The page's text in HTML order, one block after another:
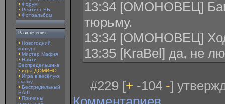
Форум
Рейтинг ББ
Фотоальбом
Развлечения
Новогодний
конкурс
Мистер Мафия
Найти
Беспредельщика
игра ДОМИНО
Игра в весёлую
сказку
Беспредельный
БАШ
Причины
13:34 [ОМОНОВЕЦ]
тюрьму.
13:34 [ОМОНОВЕЦ]
13:35 [KraBel] да, не
#229 [+ -104 -]